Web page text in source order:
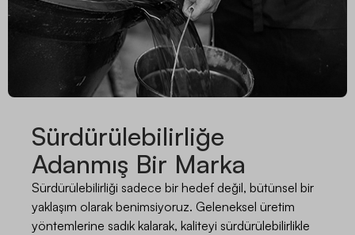
Sürdürülebilirliğe
Adanmış Bir Marka
Sürdürülebilirliği sadece bir hedef değil, bütünsel bir
yaklaşım olarak benimsiyoruz. Geleneksel üretim
yöntemlerine sadık kalarak, kaliteyi sürdürülebilirlikle